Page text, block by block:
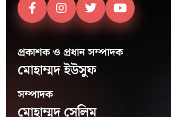
প্রকাশক ও প্রধান সম্পাদক
মোহাম্মদ ইউসুফ
সম্পাদক
মোহাম্মদ সেলিম